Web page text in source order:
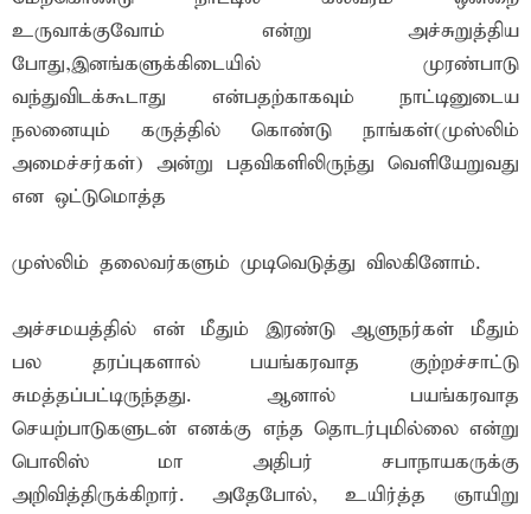
உருவாக்குவோம் என்று அச்சுறுத்திய
போது,இனங்களுக்கிடையில் முரண்பாடு
வந்துவிடக்கூடாது என்பதற்காகவும் நாட்டினுடைய
நலனையும் கருத்தில் கொண்டு நாங்கள்(முஸ்லிம்
அமைச்சர்கள்) அன்று பதவிகளிலிருந்து வெளியேறுவது
என ஒட்டுமொத்த
முஸ்லிம் தலைவர்களும் முடிவெடுத்து விலகினோம்.
அச்சமயத்தில் என் மீதும் இரண்டு ஆளுநர்கள் மீதும்
பல தரப்புகளால் பயங்கரவாத குற்றச்சாட்டு
சுமத்தப்பட்டிருந்தது. ஆனால் பயங்கரவாத
செயற்பாடுகளுடன் எனக்கு எந்த தொடர்புமில்லை என்று
பொலிஸ் மா அதிபர் சபாநாயகருக்கு
அறிவித்திருக்கிறார். அதேபோல், உயிர்த்த ஞாயிறு